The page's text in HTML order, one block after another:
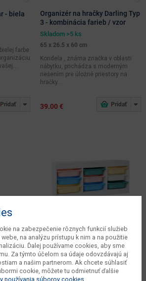
- biela
farbe
Organizér na hračky Darling Typ
3 - kombinácia farieb / vzor
Skladom >5 ks
65 x 26.5 x 60 cm
Kondela , známa značka v oblasti
nábytku, prichádza s moderným
riešením pre úložné priestory na
hračky...
39.00 €
Organizér s úložnými boxami
na zabezpečenie rôznych funkcií služieb
na analýzu prístupu k nim a na použitie
Ďalej používame cookies, aby sme
Za týmto účelom sa údaje odovzdávajú aj
a našim partnerom. Ak chcete súhlasiť
cookie, môžete tu odmietnuť ďalšie
používania súborov cookies